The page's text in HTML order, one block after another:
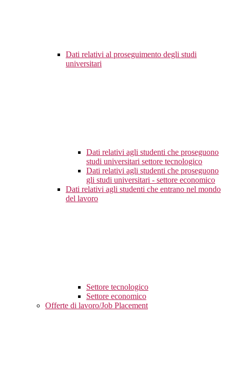
Dati relativi al proseguimento degli studi
universitari
Dati relativi agli studenti che proseguono
studi universitari settore tecnologico
Dati relativi agli studenti che proseguono
gli studi universitari - settore economico
Dati relativi agli studenti che entrano nel mondo
del lavoro
Settore tecnologico
Settore economico
Offerte di lavoro/Job Placement